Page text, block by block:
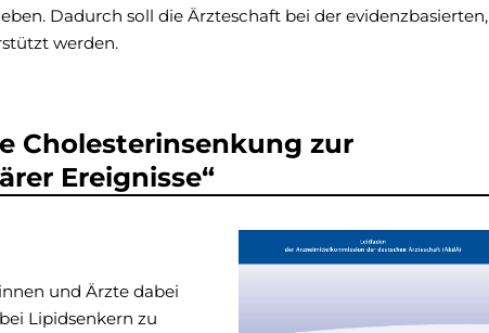
Dadurch soll die Ärzteschaft bei der evidenzbasierten,
werden.
Cholesterinsenkung zur
Ereignisse“
und Ärzte dabei
Lipidsenkern zu